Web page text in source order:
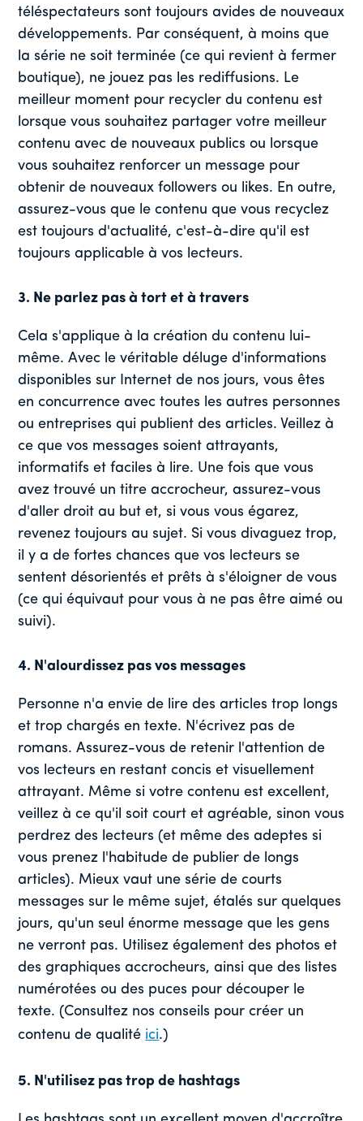
téléspectateurs sont toujours avides de nouveaux
développements. Par conséquent, à moins que
la série ne soit terminée (ce qui revient à fermer
boutique), ne jouez pas les rediffusions. Le
meilleur moment pour recycler du contenu est
lorsque vous souhaitez partager votre meilleur
contenu avec de nouveaux publics ou lorsque
vous souhaitez renforcer un message pour
obtenir de nouveaux followers ou likes. En outre,
assurez-vous que le contenu que vous recyclez
est toujours d'actualité, c'est-à-dire qu'il est
toujours applicable à vos lecteurs.
3. Ne parlez pas à tort et à travers
Cela s'applique à la création du contenu lui-
même. Avec le véritable déluge d'informations
disponibles sur Internet de nos jours, vous êtes
en concurrence avec toutes les autres personnes
ou entreprises qui publient des articles. Veillez à
ce que vos messages soient attrayants,
informatifs et faciles à lire. Une fois que vous
avez trouvé un titre accrocheur, assurez-vous
d'aller droit au but et, si vous vous égarez,
revenez toujours au sujet. Si vous divaguez trop,
il y a de fortes chances que vos lecteurs se
sentent désorientés et prêts à s'éloigner de vous
(ce qui équivaut pour vous à ne pas être aimé ou
suivi).
4. N'alourdissez pas vos messages
Personne n'a envie de lire des articles trop longs
et trop chargés en texte. N'écrivez pas de
romans. Assurez-vous de retenir l'attention de
vos lecteurs en restant concis et visuellement
attrayant. Même si votre contenu est excellent,
veillez à ce qu'il soit court et agréable, sinon vous
perdrez des lecteurs (et même des adeptes si
vous prenez l'habitude de publier de longs
articles). Mieux vaut une série de courts
messages sur le même sujet, étalés sur quelques
jours, qu'un seul énorme message que les gens
ne verront pas. Utilisez également des photos et
des graphiques accrocheurs, ainsi que des listes
numérotées ou des puces pour découper le
texte. (Consultez nos conseils pour créer un
contenu de qualité ici.)
5. N'utilisez pas trop de hashtags